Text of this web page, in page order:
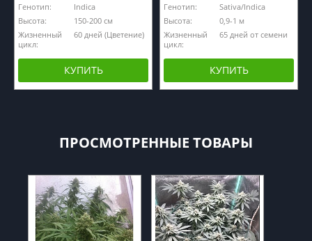
Генотип:
Indica
Высота:
150-200 см
Жизненный
цикл:
60 дней (Цветение)
КУПИТЬ
Генотип:
Sativa/Indica
Высота:
0,9-1 м
Жизненный
цикл:
65 дней от семени
КУПИТЬ
ПРОСМОТРЕННЫЕ ТОВАРЫ